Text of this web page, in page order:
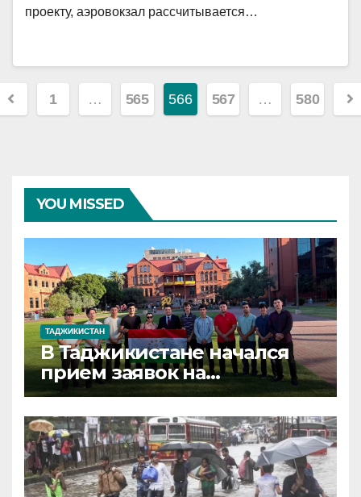
проекту, аэровокзал рассчитывается…
1 … 565 566 567 … 580
YOU MISSED
ТАДЖИКИСТАН
В Таджикистане начался
прием заявок на
стипендию
«Дурахшандагон» для
бесплатного обучения за
рубежом